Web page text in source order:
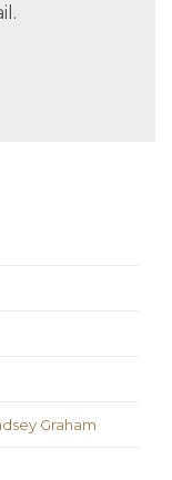
Graham